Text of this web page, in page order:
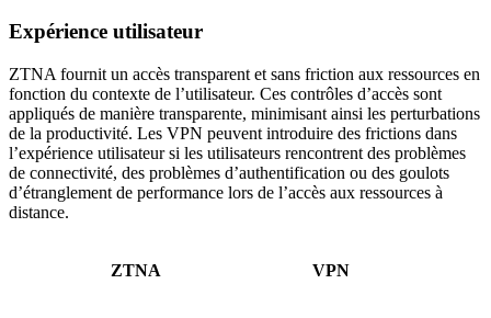
Expérience utilisateur
ZTNA fournit un accès transparent et sans friction aux ressources en
fonction du contexte de l’utilisateur. Ces contrôles d’accès sont
appliqués de manière transparente, minimisant ainsi les perturbations
de la productivité. Les VPN peuvent introduire des frictions dans
l’expérience utilisateur si les utilisateurs rencontrent des problèmes
de connectivité, des problèmes d’authentification ou des goulots
d’étranglement de performance lors de l’accès aux ressources à
distance.
ZTNA VPN